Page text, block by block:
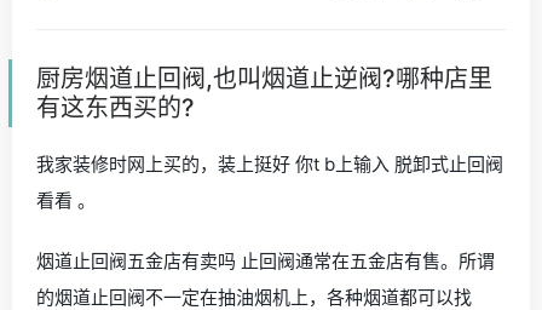
厨房烟道止回阀,也叫烟道止逆阀?哪种店里
有这东西买的?
我家装修时网上买的，装上挺好 你t b上输入 脱卸式止回阀
看看 。
烟道止回阀五金店有卖吗 止回阀通常在五金店有售。所谓
的烟道止回阀不一定在抽油烟机上，各种烟道都可以找